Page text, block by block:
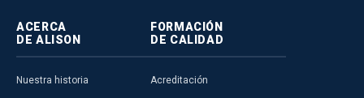
ACERCA
DE ALISON
Nuestra historia
FORMACIÓN
DE CALIDAD
Acreditación